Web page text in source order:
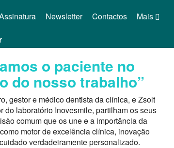
Mais
Newsletter Contactos
o paciente no
do nosso trabalho”
gestor e médico dentista da clínica, e Zsolt
do laboratório Inovesmile, partilham os seus
comum que os une e a importância da
motor de excelência clínica, inovação
verdadeiramente personalizado.